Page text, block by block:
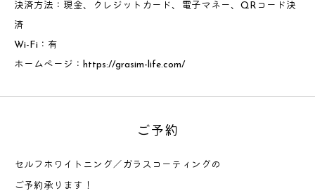
決済方法：現金、クレジットカード、電子マネー、QRコード決
済
Wi-Fi：有
ホームページ： https://grasim-life.com/
ご予約
セルフホワイトニング／ガラスコーティングの
ご予約承ります！